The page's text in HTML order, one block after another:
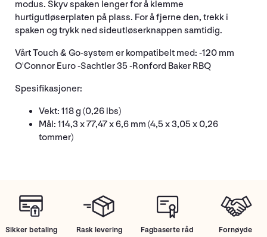
modus. Skyv spaken lenger for å klemme
hurtigutløserplaten på plass. For å fjerne den, trekk i
spaken og trykk ned sideutløserknappen samtidig.
Vårt Touch & Go-system er kompatibelt med: -120 mm
O'Connor Euro -Sachtler 35 -Ronford Baker RBQ
Spesifikasjoner:
Vekt: 118 g (0,26 lbs)
Mål: 114,3 x 77,47 x 6,6 mm (4,5 x 3,05 x 0,26
tommer)
Sikker betaling Rask levering Fagbaserte råd
Fornøyde